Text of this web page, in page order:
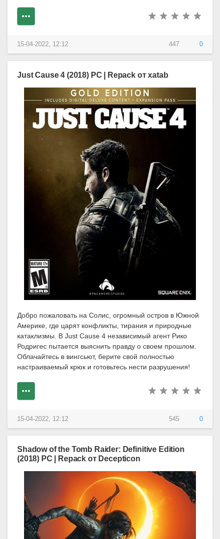
447 0
15-04-2022, 12:12
Just Cause 4 (2018) PC | Repack от xatab
Добро пожаловать на Солис, огромный остров в Южной
Америке, где царят конфликты, тирания и природные
катаклизмы. В Just Cause 4 независимый агент Рико
Родригес пытается выяснить правду о своем прошлом.
Облачайтесь в вингсьют, берите свой полностью
настраиваемый крюк и готовьтесь нести разрушения!
545 0
15-04-2022, 12:12
Shadow of the Tomb Raider: Definitive Edition
(2018) PC | Repack от Decepticon